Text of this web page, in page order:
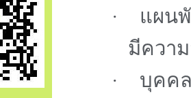
·
แผน
มีควา
·
บุคค